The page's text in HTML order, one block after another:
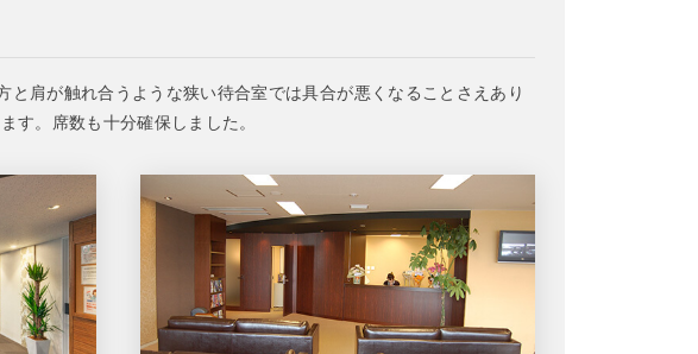
肩が触れ合うような狭い待合室では具合が悪くなることさえあり
す。席数も十分確保しました。